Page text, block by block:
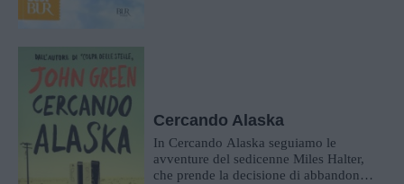
Cercando Alaska
In Cercando Alaska seguiamo le
avventure del sedicenne Miles Halter,
che prende la decisione di abbandonare